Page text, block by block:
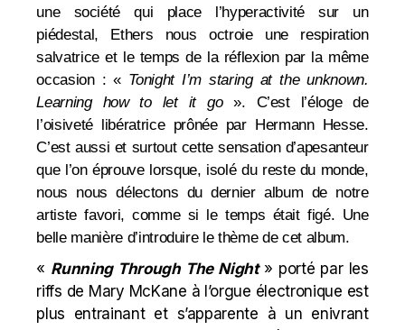
une société qui place l’hyperactivité sur un
piédestal, Ethers nous octroie une respiration
salvatrice et le temps de la réflexion par la même
occasion : « Tonight I’m staring at the unknown.
Learning how to let it go». C’est l’éloge de
l’oisiveté libératrice prônée par Hermann Hesse.
C’est aussi et surtout cette sensation d’apesanteur
que l’on éprouve lorsque, isolé du reste du monde,
nous nous délectons du dernier album de notre
artiste favori, comme si le temps était figé. Une
belle manière d’introduire le thème de cet album.
« Running Through The Night» porté par les
riffs de Mary McKane à l’orgue électronique est
plus entrainant et s’apparente à un enivrant